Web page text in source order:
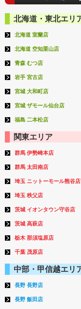
北海道・東北エリ
北海道 室蘭店
北海道 空知栗山店
青森 むつ店
岩手 宮古店
宮城 大和町店
宮城 ザモール仙台店
福島 二本松店
関東エリア
群馬 伊勢崎本店
群馬 太田南店
埼玉 ニットーモール熊谷店
埼玉 秩父店
茨城 イオンタウン守谷店
茨城 高萩店
栃木 那須塩原店
千葉 茂原店
中部・甲信越エリ
長野 長野店
長野 飯田店